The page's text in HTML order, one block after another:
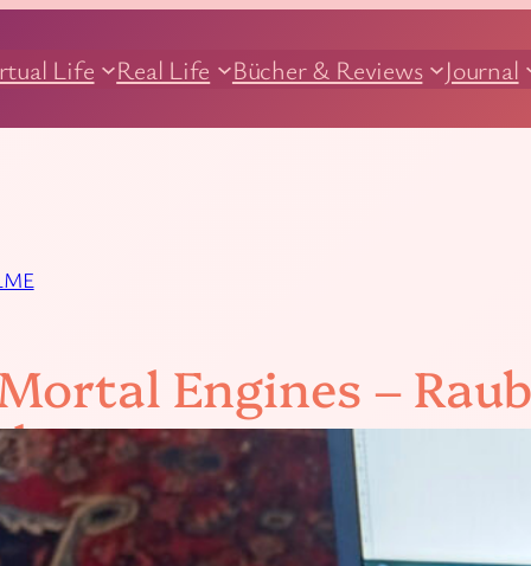
Life Real Life Bücher & Reviews Journal
Engines –
Dezember 2018 Krieg,